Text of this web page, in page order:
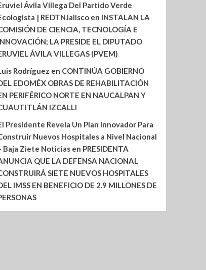
Ávila Villega Del Partido Verde
| REDTNJaliscoen INSTALAN LA
DE CIENCIA, TECNOLOGÍA E
LA PRESIDE EL DIPUTADO
ÁVILA VILLEGAS (PVEM)
Rodríguez en CONTINÚA GOBIERNO
EDOMÉX OBRAS DE REHABILITACIÓN
PERIFÉRICO NORTE EN NAUCALPAN Y
IZCALLI
Presidente Revela Un Plan Innovador Para
Nuevos Hospitales a Nivel Nacional
Baja Ziete Noticiasen PRESIDENTA
QUE LA DEFENSA NACIONAL
SIETE NUEVOS HOSPITALES
IMSS EN BENEFICIO DE 2.9 MILLONES DE